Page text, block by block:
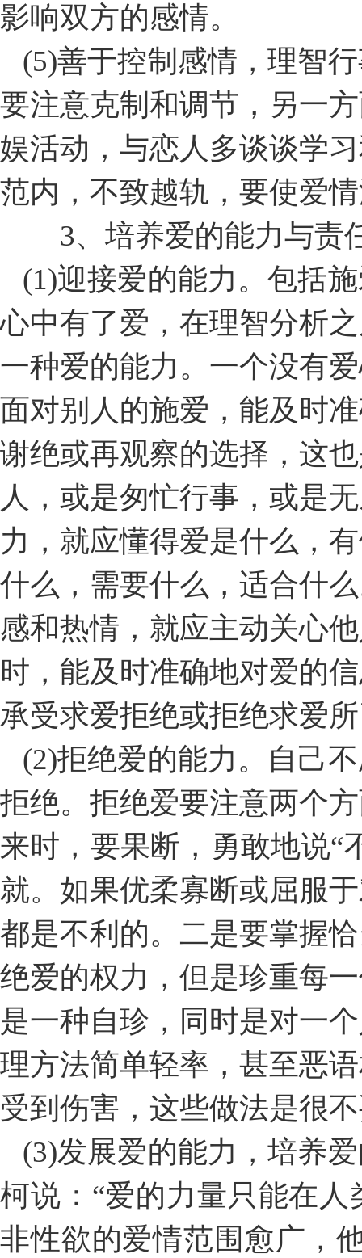
影响双方的感情。
(5)善于控制感情，理智
要注意克制和调节，另一
娱活动，与恋人多谈谈学
范内，不致越轨，要使爱
3、培养爱的能力与责
(1)迎接爱的能力。包括
心中有了爱，在理智分析
一种爱的能力。一个没有
面对别人的施爱，能及时
谢绝或再观察的选择，这
人，或是匆忙行事，或是
力，就应懂得爱是什么，
什么，需要什么，适合什
感和热情，就应主动关心
时，能及时准确地对爱的
承受求爱拒绝或拒绝求爱
(2)拒绝爱的能力。自己
拒绝。拒绝爱要注意两个
来时，要果断，勇敢地说“
就。如果优柔寡断或屈服
都是不利的。二是要掌握
绝爱的权力，但是珍重每
是一种自珍，同时是对一
理方法简单轻率，甚至恶
受到伤害，这些做法是很
(3)发展爱的能力，培养
柯说：“爱的力量只能在
非性欲的爱情范围愈广，